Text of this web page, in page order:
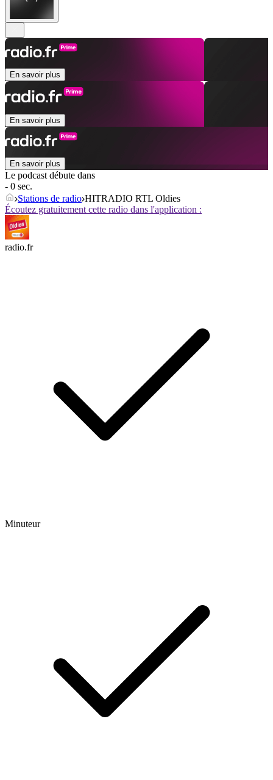
En savoir plus
En savoir plus
En savoir plus
Le podcast débute dans
- 0 sec.
Stations de radio HITRADIO RTL Oldies
Écoutez gratuitement cette radio dans l'application :
radio.fr
Minuteur